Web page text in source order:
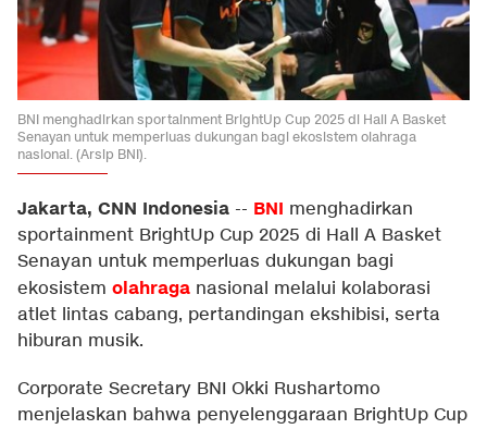
BNI menghadirkan sportainment BrightUp Cup 2025 di Hall A Basket
Senayan untuk memperluas dukungan bagi ekosistem olahraga
nasional. (Arsip BNI).
Jakarta, CNN Indonesia -- BNI menghadirkan
sportainment BrightUp Cup 2025 di Hall A Basket
Senayan untuk memperluas dukungan bagi
ekosistem olahraga nasional melalui kolaborasi
atlet lintas cabang, pertandingan ekshibisi, serta
hiburan musik.
Corporate Secretary BNI Okki Rushartomo
menjelaskan bahwa penyelenggaraan BrightUp Cup